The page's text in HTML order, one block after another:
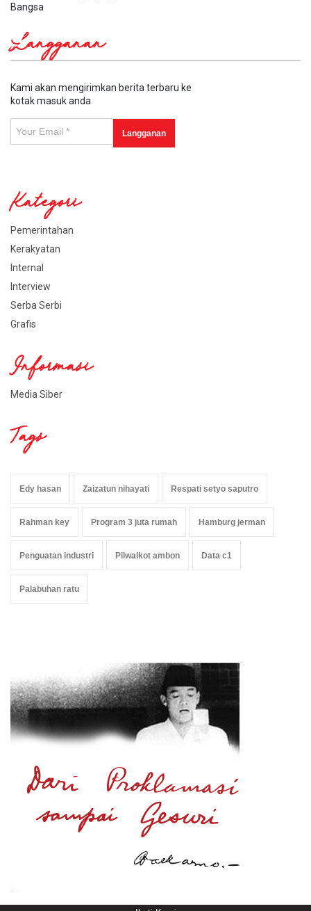
Bangsa
Langganan
Kami akan mengirimkan berita terbaru ke
kotak masuk anda
Kategori
Pemerintahan
Kerakyatan
Internal
Interview
Serba Serbi
Grafis
Informasi
Media Siber
Tags
Edy hasan Zaizatun nihayati Respati setyo saputro
Rahman key Program 3 juta rumah Hamburg jerman
Penguatan industri Pilwalkot ambon Data c1
Palabuhan ratu